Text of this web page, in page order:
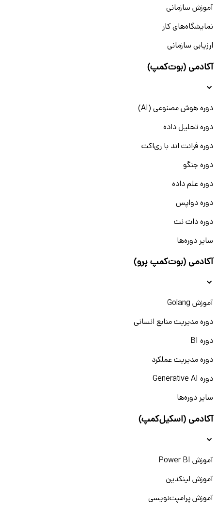
آموزش سازمانی
نمایشگاه‌های کار
ارزیابی سازمانی
آکادمی (بوت‌کمپ)
دوره هوش مصنوعی (AI)
دوره تحلیل داده
دوره فرانت اند با ری‌اکت
دوره جنگو
دوره علم داده
دوره دواپس
دوره دات نت
سایر دوره‌ها
آکادمی (بوت‌کمپ پرو)
آموزش Golang
دوره مدیریت منابع انسانی
دوره BI
دوره مدیریت عملکرد
دوره Generative AI
سایر دوره‌ها
آکادمی (اسکیل‌کمپ)
آموزش Power BI
آموزش لینکدین
آموزش پرامپت‌نویسی